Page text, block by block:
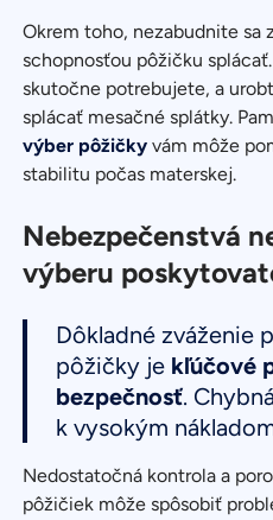
Okrem toho, nezabudnite sa
schopnosťou pôžičku
skutočne potrebujete, a
splácať mesačné splátky.
výber pôžičky vám môže
stabilitu počas materskej.
Nebezpečenstvá
výberu
Dôkladné zváženie
pôžičky je kľúčové
bezpečnosť.
k vysokým
Nedostatočná kontrola a
pôžičiek môže spôsobiť